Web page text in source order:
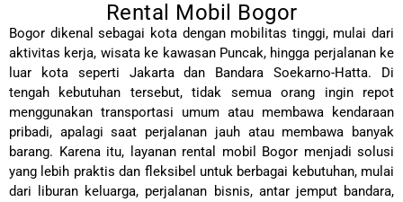
Rental Mobil Bogor
Bogor dikenal sebagai kota dengan mobilitas tinggi, mulai dari
aktivitas kerja, wisata ke kawasan Puncak, hingga perjalanan ke
luar kota seperti Jakarta dan Bandara Soekarno-Hatta. Di
tengah kebutuhan tersebut, tidak semua orang ingin repot
menggunakan transportasi umum atau membawa kendaraan
pribadi, apalagi saat perjalanan jauh atau membawa banyak
barang. Karena itu, layanan rental mobil Bogor menjadi solusi
yang lebih praktis dan fleksibel untuk berbagai kebutuhan, mulai
dari liburan keluarga, perjalanan bisnis, antar jemput bandara,